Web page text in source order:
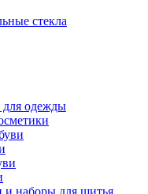
стекла
одежды
наборы для шитья